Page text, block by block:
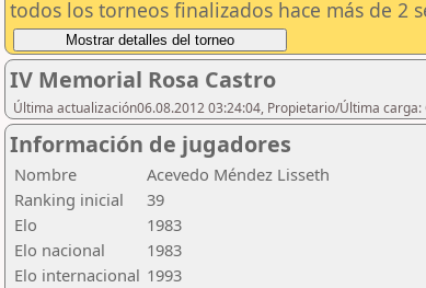
todos los torneos finalizados hace más de 2
IV Memorial Rosa Castro
Última actualización06.08.2012 03:24:04, Propietario/Última
Información de jugadores
Nombre
Acevedo Méndez Lisseth
Ranking inicial
39
Elo
1983
Elo nacional
1983
Elo internacional 1993